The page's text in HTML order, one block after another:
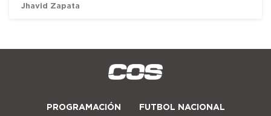
Jhavid Zapata
PROGRAMACIÓN FUTBOL NACIONAL